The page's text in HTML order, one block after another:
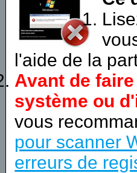
l'aide de la
Avant de
système ou
vous
pour scanner
erreurs de